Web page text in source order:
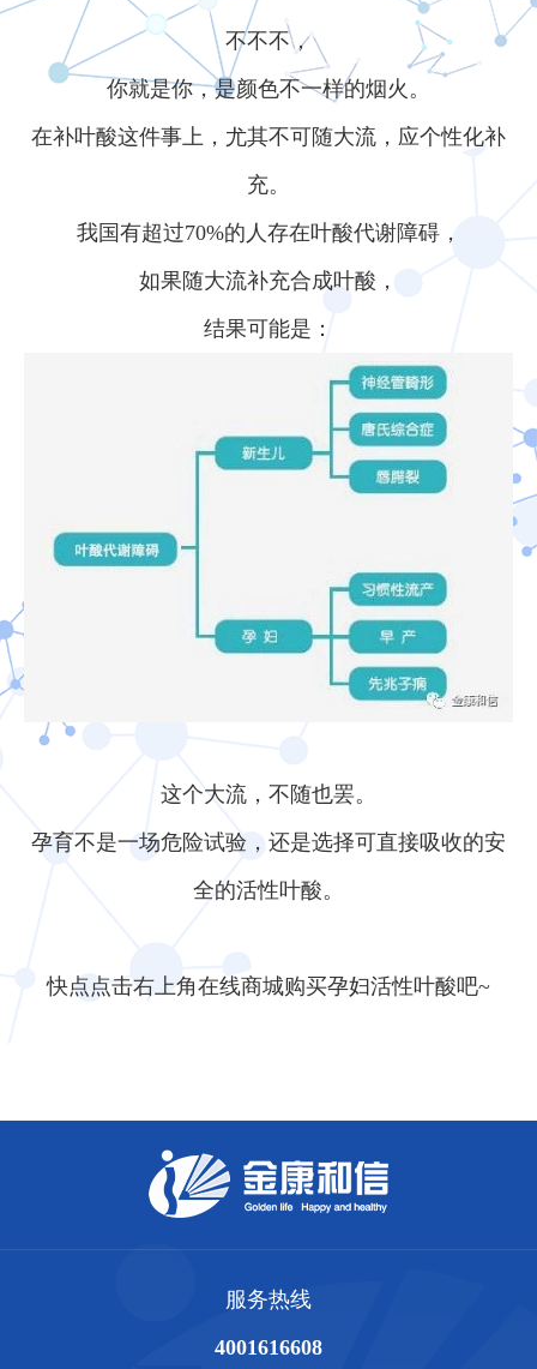
不不不，
你就是你，是颜色不一样的烟火。
在补叶酸这件事上，尤其不可随大流，应个性化补
充。
我国有超过70%的人存在叶酸代谢障碍，
如果随大流补充合成叶酸，
结果可能是：
这个大流，不随也罢。
孕育不是一场危险试验，还是选择可直接吸收的安
全的活性叶酸。
快点点击右上角在线商城购买孕妇活性叶酸吧~
服务热线
4001616608